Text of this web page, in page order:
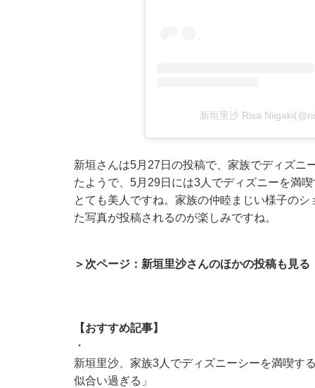
新垣里沙 Risa
新垣さんは5月27日の投稿で、家族でディズニ
たようで、5月29日には3人でディズニーを満
とても美人ですね。家族の仲睦まじい様子の
た写真が投稿されるのが楽しみですね。
＞次ページ：新垣里沙さんのほかの投稿も見る
【おすすめ記事】
・
新垣里沙、家族3人でディズニーシーを満喫す
似合い過ぎる」